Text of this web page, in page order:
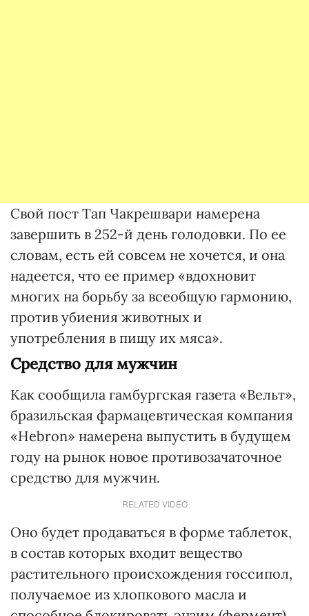
Свой пост Тап Чакрешвари намерена
завершить в 252-й день голодовки. По ее
словам, есть ей совсем не хочется, и она
надеется, что ее пример «вдохновит
многих на борьбу за всеобщую гармонию,
против убиения животных и
употребления в пищу их мяса».
Средство для мужчин
Как сообщила гамбургская газета «Вельт»,
бразильская фармацевтическая компания
«Hebron» намерена выпустить в будущем
году на рынок новое противозачаточное
средство для мужчин.
RELATED VIDEO
Оно будет продаваться в форме таблеток,
в состав которых входит вещество
растительного происхождения госсипол,
получаемое из хлопкового масла и